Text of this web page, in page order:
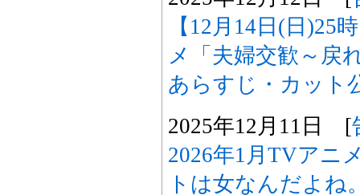
【12月14日(日)25
メ「夫婦交歓～戻
あらすじ・カット
2025年12月11日 [
2026年1月TVアニ
トは女なんだよね